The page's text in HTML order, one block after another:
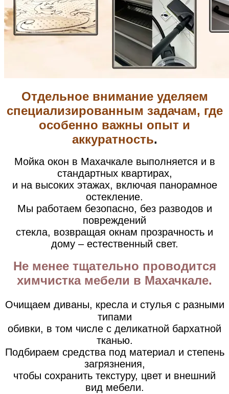
Отдельное внимание уделяем
специализированным задачам, где
особенно важны опыт и
аккуратность.
Мойка окон в Махачкале выполняется и в
стандартных квартирах,
и на высоких этажах, включая панорамное
остекление.
Мы работаем безопасно, без разводов и
повреждений
стекла, возвращая окнам прозрачность и
дому – естественный свет.
Не менее тщательно проводится
химчистка мебели в Махачкале.
Очищаем диваны, кресла и стулья с разными
типами
обивки, в том числе с деликатной бархатной
тканью.
Подбираем средства под материал и степень
загрязнения,
чтобы сохранить текстуру, цвет и внешний
вид мебели.